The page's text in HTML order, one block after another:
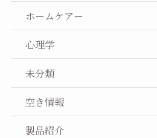
ホームケアー
心理学
未分類
空き情報
製品紹介